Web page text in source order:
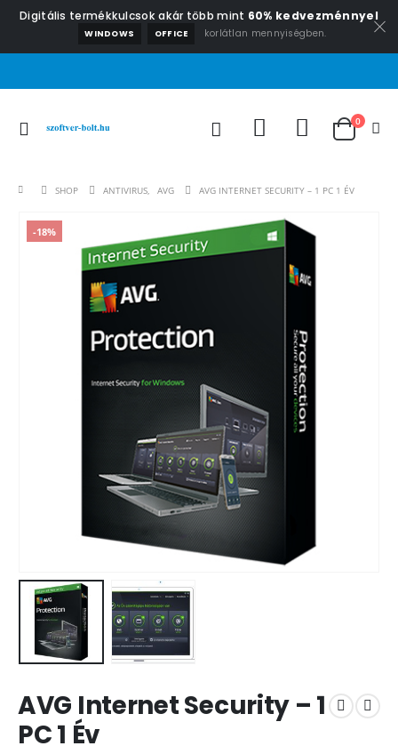
Digitális termékkulcsok akár több mint 60% kedvezménnyel
WINDOWS OFFICE korlátlan mennyiségben.
0
SHOP ANTIVIRUS, AVG AVG INTERNET SECURITY – 1 PC 1 ÉV
-18%
AVG Internet Security – 1
PC 1 Év